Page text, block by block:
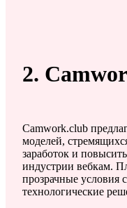
2.
Camwork.club
моделей,
заработок и
индустрии вебкам.
прозрачные условия
технологические